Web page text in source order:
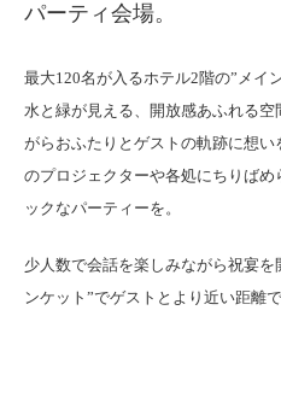
パーティ会場。
最大120名が入るホテル2階の”メイ
水と緑が見える、開放感あふれる
がらおふたりとゲストの軌跡に想
のプロジェクターや各処にちりば
ックなパーティーを。
少人数で会話を楽しみながら祝宴
ンケット”でゲストとより近い距離